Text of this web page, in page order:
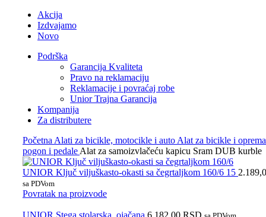
Akcija
Izdvajamo
Novo
Podrška
Garancija Kvaliteta
Pravo na reklamaciju
Reklamacije i povraćaj robe
Unior Trajna Garancija
Kompanija
Za distributere
Početna Alati za bicikle, motocikle i auto Alat za bicikle i
pogon i pedale Alat za samoizvlačeću kapicu Sram DUB kurble
UNIOR Ključ viljuškasto-okasti sa čegrtaljkom 160/6 15
sa PDVom
Povratak na proizvode
UNIOR Stega stolarska, ojačana 6.182,00 RSD